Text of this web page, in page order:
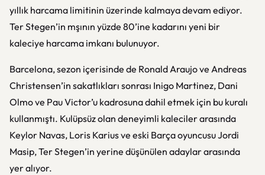
yıllık harcama limitinin üzerinde kalmaya devam ediyor.
Ter Stegen’in mşının yüzde 80’ine kadarını yeni bir
kaleciye harcama imkanı bulunuyor.
Barcelona, sezon içerisinde de Ronald Araujo ve Andreas
Christensen’in sakatlıkları sonrası Inigo Martinez, Dani
Olmo ve Pau Victor’u kadrosuna dahil etmek için bu kuralı
kullanmıştı. Kulüpsüz olan deneyimli kaleciler arasında
Keylor Navas, Loris Karius ve eski Barça oyuncusu Jordi
Masip, Ter Stegen’in yerine düşünülen adaylar arasında
yer alıyor.